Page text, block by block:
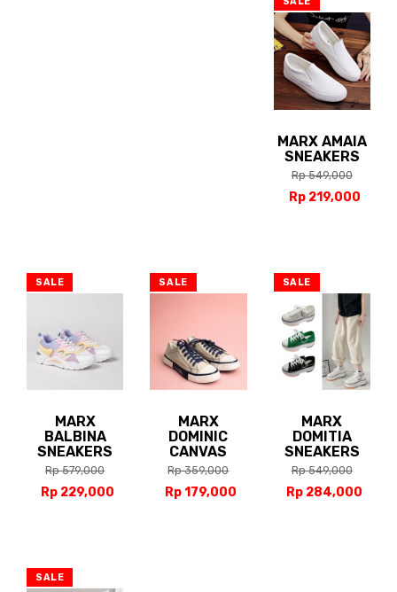
MARX AMAIA
SNEAKERS
Rp 549,000
Rp 219,000
SALE
MARX
BALBINA
SNEAKERS
Rp 579,000
Rp 229,000
SALE
MARX
DOMINIC
CANVAS
Rp 359,000
Rp 179,000
SALE
MARX
DOMITIA
SNEAKERS
Rp 549,000
Rp 284,000
SALE